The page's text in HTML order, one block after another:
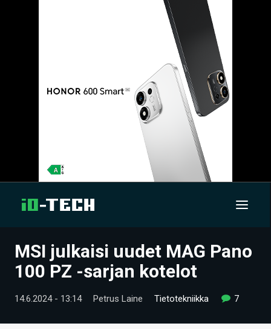
UUTISET
MSI julkaisi uudet MAG Pano
100 PZ -sarjan kotelot
14.6.2024 - 13:14 Petrus Laine Tietotekniikka 7